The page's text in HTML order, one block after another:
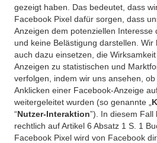
gezeigt haben. Das bedeutet, dass
Facebook Pixel dafür sorgen, dass
Anzeigen dem potenziellen Interesse
und keine Belästigung darstellen.
auch dazu einsetzen, die
Anzeigen zu statistischen und
verfolgen, indem wir uns ansehen,
Anklicken einer Facebook-Anzeige
weitergeleitet wurden (so genannte „
“Nutzer-Interaktion”). In diesem Fall
rechtlich auf Artikel 6 Absatz 1 S. 1
Facebook Pixel wird von Facebook